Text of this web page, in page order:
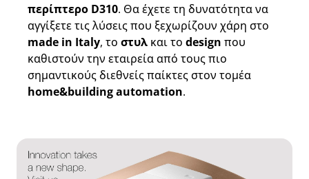
περίπτερο D310. Θα έχετε τη δυνατότητα να
αγγίξετε τις λύσεις που ξεχωρίζουν χάρη στο
made in Italy, το στυλ και το design που
καθιστούν την εταιρεία από τους πιο
σημαντικούς διεθνείς παίκτες στον τομέα
home&building automation.